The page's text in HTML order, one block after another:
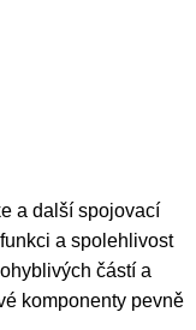
a další spojovací
a spolehlivost
částí a
komponenty pevně